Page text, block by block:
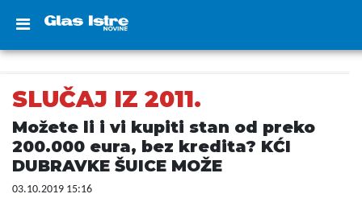
SLUČAJ IZ 2011.
Možete li i vi kupiti stan od preko
200.000 eura, bez kredita? KĆI
DUBRAVKE ŠUICE MOŽE
03.10.2019 15:16